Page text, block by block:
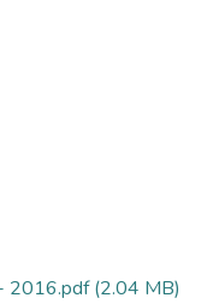
2016.pdf(2.04 MB)